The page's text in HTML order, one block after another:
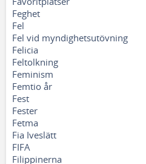
Feghet
Fel
Fel vid myndighetsutövning
Felicia
Feltolkning
Feminism
Femtio år
Fest
Fester
Fetma
Fia Iveslätt
FIFA
Filippinerna